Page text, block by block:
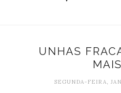
UNHAS
SEGUNDA-FEIRA,